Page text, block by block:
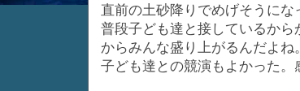
直前の土砂降りでめげそうにな
普段子ども達と接しているか
からみんな盛り上がるんだよね。
子ども達との競演もよかった。